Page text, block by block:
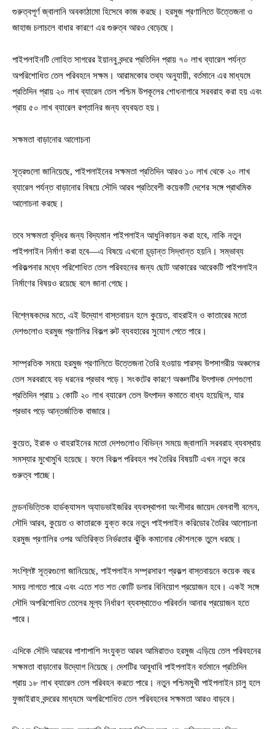
গুরুত্বপূর্ণ জ্বালানি অবকাঠামো হিসেবে কাজ করছে। হরমুজ প্রণালিতে উত্তেজনা ও
জাহাজ চলাচলে বাধার কারণে এর গুরুত্ব আরও বেড়েছে।
পাইপলাইনটি লোহিত সাগরের ইয়ানবু বন্দরে প্রতিদিন প্রায় ৭০ লাখ ব্যারেল পর্যন্ত
অপরিশোধিত তেল পরিবহনে সক্ষম। আরামকোর তথ্য অনুযায়ী, বর্তমানে এর মাধ্যমে
প্রতিদিন প্রায় ২০ লাখ ব্যারেল তেল পশ্চিম উপকূলের শোধনাগারে সরবরাহ করা হয় এবং
প্রায় ৫০ লাখ ব্যারেল রপ্তানির জন্য ব্যবহৃত হয়।
সক্ষমতা বাড়ানোর আলোচনা
সূত্রগুলো জানিয়েছে, পাইপলাইনের সক্ষমতা প্রতিদিন আরও ১০ লাখ থেকে ২০ লাখ
ব্যারেল পর্যন্ত বাড়ানোর বিষয়ে সৌদি আরব প্রতিবেশী কয়েকটি দেশের সঙ্গে প্রাথমিক
আলোচনা করছে।
তবে সক্ষমতা বৃদ্ধির জন্য বিদ্যমান পাইপলাইন আধুনিকায়ন করা হবে, নাকি নতুন
পাইপলাইন নির্মাণ করা হবে—এ বিষয়ে এখনো চূড়ান্ত সিদ্ধান্ত হয়নি। সম্ভাব্য
পরিকল্পনার মধ্যে পরিশোধিত তেল পরিবহনের জন্য ছোট আকারের আরেকটি পাইপলাইন
নির্মাণের বিষয়ও রয়েছে বলে জানা গেছে।
বিশ্লেষকদের মতে, এই উদ্যোগ বাস্তবায়ন হলে কুয়েত, বাহরাইন ও কাতারের মতো
দেশগুলোও হরমুজ প্রণালির বিকল্প রুট ব্যবহারের সুযোগ পেতে পারে।
সাম্প্রতিক সময়ে হরমুজ প্রণালিতে উত্তেজনা তৈরি হওয়ায় পারস্য উপসাগরীয় অঞ্চলের
তেল সরবরাহে বড় ধরনের প্রভাব পড়ে। সংকটের কারণে অঞ্চলটির উৎপাদক দেশগুলো
প্রতিদিন প্রায় ১ কোটি ২০ লাখ ব্যারেল তেল উৎপাদন কমাতে বাধ্য হয়েছিল, যার
প্রভাব পড়ে আন্তর্জাতিক বাজারে।
কুয়েত, ইরাক ও বাহরাইনের মতো দেশগুলোও বিভিন্ন সময়ে জ্বালানি সরবরাহ ব্যবস্থায়
সমস্যার মুখোমুখি হয়েছে। ফলে বিকল্প পরিবহন পথ তৈরির বিষয়টি এখন নতুন করে
গুরুত্ব পাচ্ছে।
লন্ডনভিত্তিক হার্ডক্যাসল অ্যাডভাইজরির ব্যবস্থাপনা অংশীদার জায়েদ বেলবাগী বলেন,
সৌদি আরব, কুয়েত ও কাতারকে যুক্ত করে নতুন পাইপলাইন করিডোর তৈরির আলোচনা
হরমুজ প্রণালির ওপর অতিরিক্ত নির্ভরতার ঝুঁকি কমানোর কৌশলকে তুলে ধরছে।
সংশ্লিষ্ট সূত্রগুলো জানিয়েছে, পাইপলাইন সম্প্রসারণ প্রকল্প বাস্তবায়নে কয়েক বছর
সময় লাগতে পারে এবং এতে শত শত কোটি ডলার বিনিয়োগ প্রয়োজন হবে। একই সঙ্গে
সৌদি অপরিশোধিত তেলের মূল্য নির্ধারণ ব্যবস্থাতেও পরিবর্তন আনার প্রয়োজন হতে
পারে।
এদিকে সৌদি আরবের পাশাপাশি সংযুক্ত আরব আমিরাতও হরমুজ এড়িয়ে তেল পরিবহনের
সক্ষমতা বাড়ানোর উদ্যোগ নিয়েছে। দেশটির আবুধাবি পাইপলাইন বর্তমানে প্রতিদিন
প্রায় ১৮ লাখ ব্যারেল তেল পরিবহন করতে পারে। নতুন পশ্চিমমুখী পাইপলাইন চালু হলে
ফুজাইরাহ বন্দরের মাধ্যমে অপরিশোধিত তেল পরিবহনের সক্ষমতা আরও বাড়বে।